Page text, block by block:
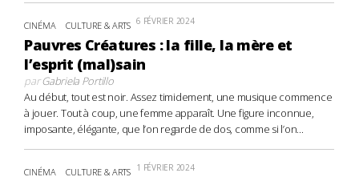
CINÉMA CULTURE & ARTS 6 FÉVRIER 2024
Pauvres Créatures : la fille, la mère et
l’esprit (mal)sain
parGabriela Portillo
Au début, tout est noir. Assez timidement, une musique commence
à jouer. Tout à coup, une femme apparaît. Une figure inconnue,
imposante, élégante, que l’on regarde de dos, comme si l’on...
CINÉMA CULTURE & ARTS 1 FÉVRIER 2024